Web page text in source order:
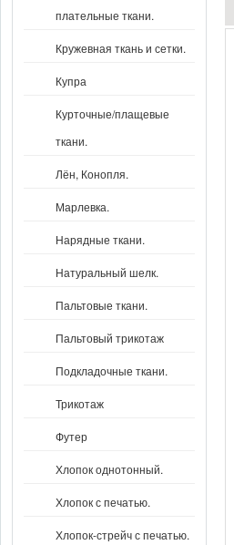
плательные ткани.
Кружевная ткань и сетки.
Купра
Курточные/плащевые
ткани.
Лён, Конопля.
Марлевка.
Нарядные ткани.
Натуральный шелк.
Пальтовые ткани.
Пальтовый трикотаж
Подкладочные ткани.
Трикотаж
Футер
Хлопок однотонный.
Хлопок с печатью.
Хлопок-стрейч с печатью.